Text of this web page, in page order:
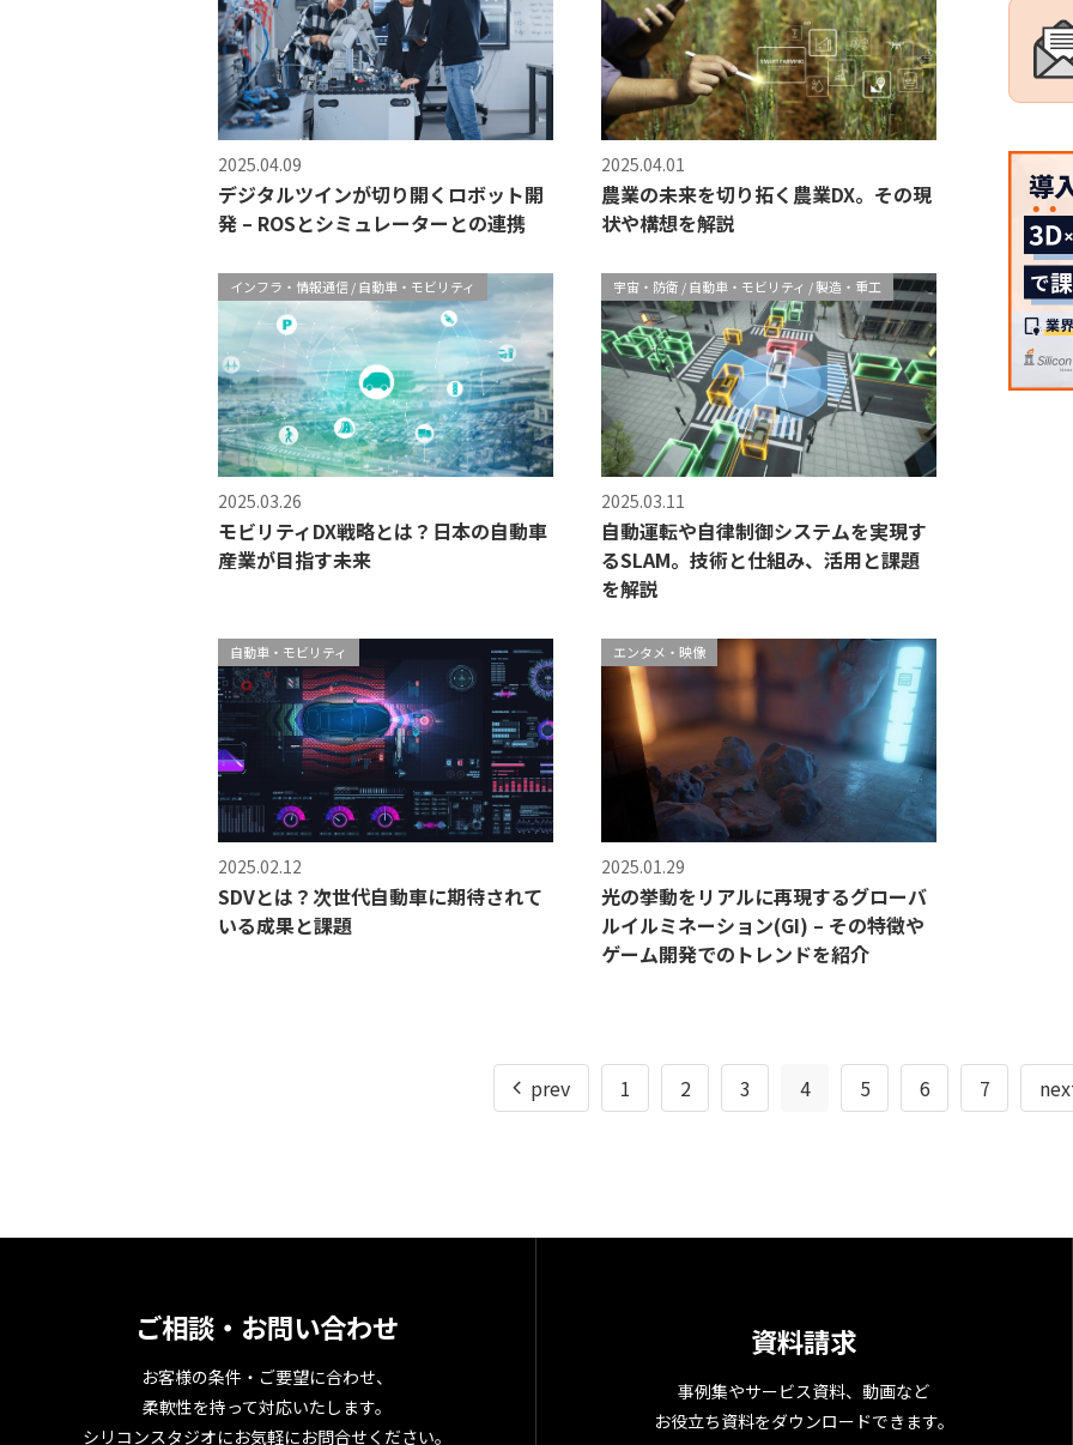
2025.04.09
デジタルツインが切り開くロボット開
発 – ROSとシミュレーターとの連携
2025.04.01
農業の未来を切り拓く農業DX。その現
状や構想を解説
インフラ・情報通信 自動車・モビリティ
2025.03.26
モビリティDX戦略とは？日本の自動車
産業が目指す未来
宇宙・防衛 自動車・モビリティ 製造・重工
2025.03.11
自動運転や自律制御システムを実現す
るSLAM。技術と仕組み、活用と課題
を解説
自動車・モビリティ
2025.02.12
SDVとは？次世代自動車に期待されて
いる成果と課題
エンタメ・映像
2025.01.29
光の挙動をリアルに再現するグローバ
ルイルミネーション(GI) – その特徴や
ゲーム開発でのトレンドを紹介
prev 1 2 3 4 5 6 7
ご相談・お問い合わせ
お客様の条件・ご要望に合わせ、
柔軟性を持って対応いたします。
シリコンスタジオにお気軽にお問合せください。
資料請求
事例集やサービス資料、動画など
お役立ち資料をダウンロードできます。